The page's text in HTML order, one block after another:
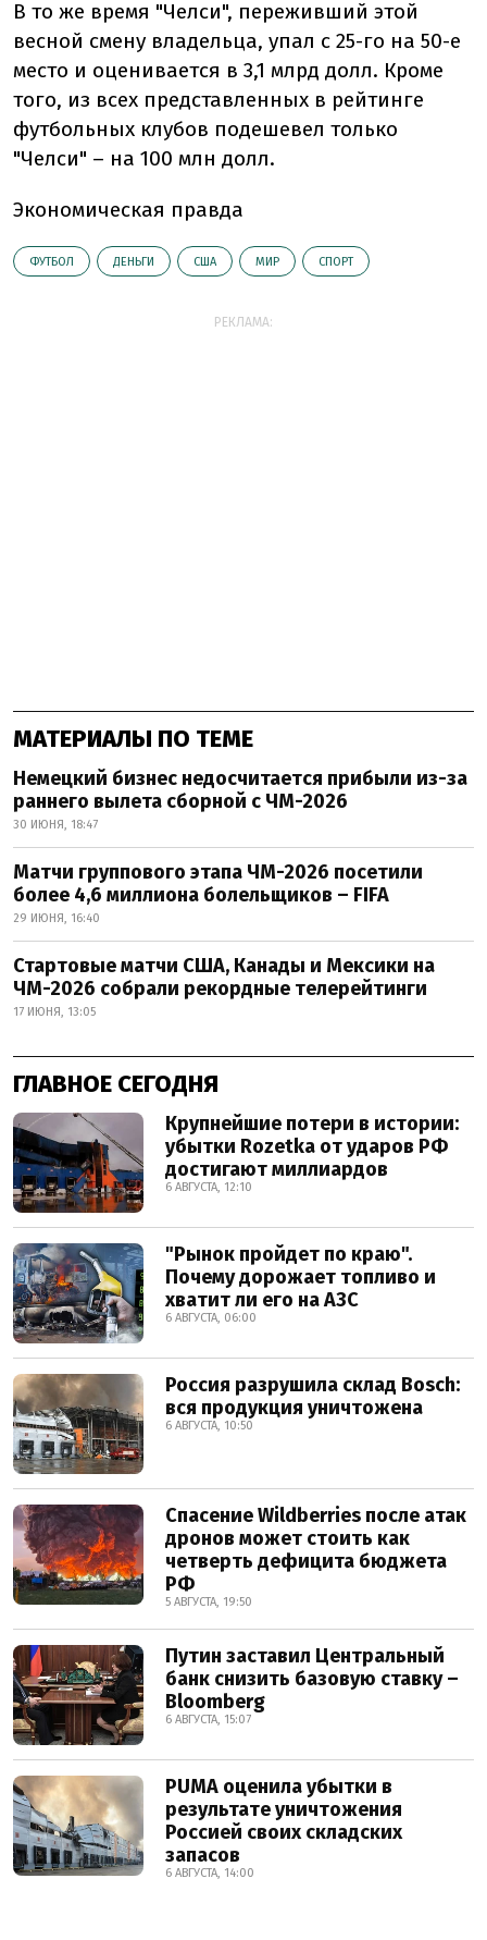
В то же время "Челси", переживший этой
весной смену владельца, упал с 25-го на 50-е
место и оценивается в 3,1 млрд долл. Кроме
того, из всех представленных в рейтинге
футбольных клубов подешевел только
"Челси" – на 100 млн долл.
Экономическая правда
ФУТБОЛ ДЕНЬГИ США МИР СПОРТ
РЕКЛАМА:
МАТЕРИАЛЫ ПО ТЕМЕ
Немецкий бизнес недосчитается прибыли из-за
раннего вылета сборной с ЧМ-2026
30 ИЮНЯ, 18:47
Матчи группового этапа ЧМ-2026 посетили
более 4,6 миллиона болельщиков – FIFA
29 ИЮНЯ, 16:40
Стартовые матчи США, Канады и Мексики на
ЧМ-2026 собрали рекордные телерейтинги
17 ИЮНЯ, 13:05
ГЛАВНОЕ СЕГОДНЯ
Крупнейшие потери в истории:
убытки Rozetka от ударов РФ
достигают миллиардов
6 АВГУСТА, 12:10
"Рынок пройдет по краю".
Почему дорожает топливо и
хватит ли его на АЗС
6 АВГУСТА, 06:00
Россия разрушила склад Bosch:
вся продукция уничтожена
6 АВГУСТА, 10:50
Спасение Wildberries после атак
дронов может стоить как
четверть дефицита бюджета
РФ
5 АВГУСТА, 19:50
Путин заставил Центральный
банк снизить базовую ставку –
Bloomberg
6 АВГУСТА, 15:07
PUMA оценила убытки в
результате уничтожения
Россией своих складских
запасов
6 АВГУСТА, 14:00